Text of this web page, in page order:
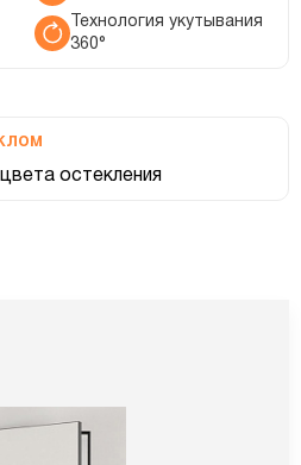
Технология укутывания
360°
остекления